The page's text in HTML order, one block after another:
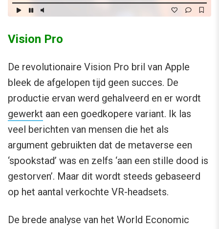
Vision Pro
De revolutionaire Vision Pro bril van Apple
bleek de afgelopen tijd geen succes. De
productie ervan werd gehalveerd en er wordt
gewerkt aan een goedkopere variant. Ik las
veel berichten van mensen die het als
argument gebruikten dat de metaverse een
‘spookstad’ was en zelfs ‘aan een stille dood is
gestorven’. Maar dit wordt steeds gebaseerd
op het aantal verkochte VR-headsets.
De brede analyse van het World Economic